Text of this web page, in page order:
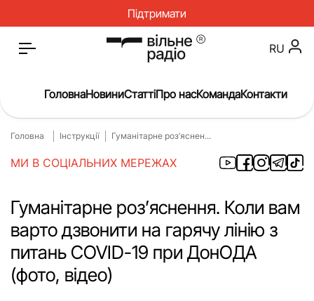
Підтримати
Головна
Новини
Окупація
Про нас
Війна
Гроші
Освіта
Інструкції
Медицина
ЖКГ
RU
ГоловнаНовиниСтаттіПро насКомандаКонтакти
Головна Інструкції Гуманітарне роз’яснен...
МИ В СОЦІАЛЬНИХ МЕРЕЖАХ
Гуманітарне роз’яснення. Коли вам
варто дзвонити на гарячу лінію з
питань COVID-19 при ДонОДА
(фото, відео)